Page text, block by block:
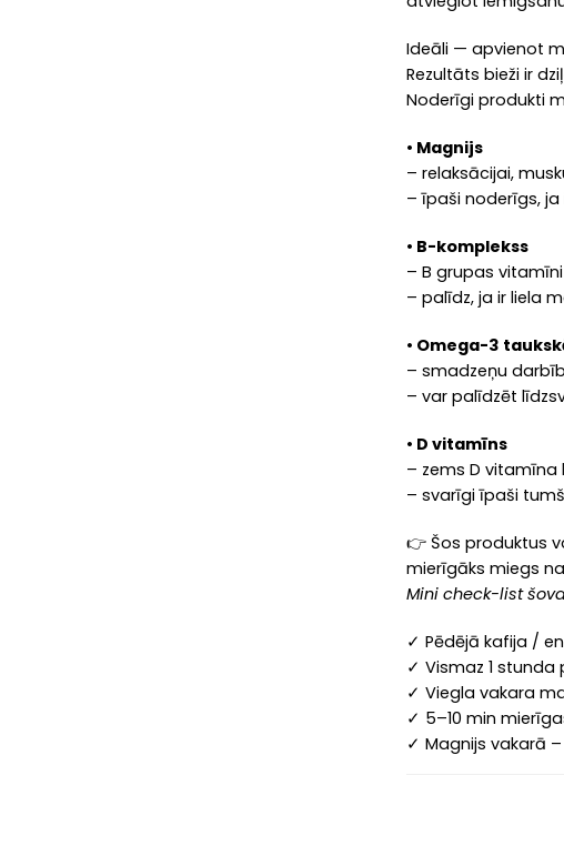
Ideāli — apvienot
Rezultāts bieži ir
Noderīgi produkti
• Magnijs
– relaksācijai,
– īpaši noderīgs, ja
• B-komplekss
– B grupas
– palīdz, ja ir liela
• Omega-3
– smadzeņu
– var palīdzēt
• D vitamīns
– zems D vitamīna
– svarīgi īpaši
👉 Šos produktus
mierīgāks miegs
Mini check-list
✓ Pēdējā kafija /
✓ Vismaz 1
✓ Viegla vakara
✓ 5–10 min
✓ Magnijs vakarā